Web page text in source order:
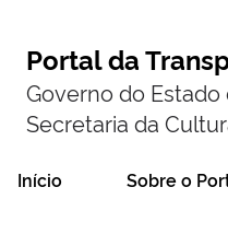
Portal da
Governo do Estado
Secretaria da
Início Sobre o